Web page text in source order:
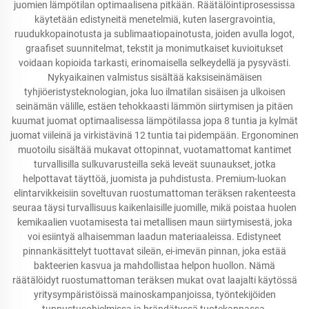
juomien lämpötilan optimaalisena pitkään. Räätälöintiprosessissa
käytetään edistyneitä menetelmiä, kuten lasergravointia,
ruudukkopainotusta ja sublimaatiopainotusta, joiden avulla logot,
graafiset suunnitelmat, tekstit ja monimutkaiset kuvioitukset
voidaan kopioida tarkasti, erinomaisella selkeydellä ja pysyvästi.
Nykyaikainen valmistus sisältää kaksiseinämäisen
tyhjiöeristysteknologian, joka luo ilmatilan sisäisen ja ulkoisen
seinämän välille, estäen tehokkaasti lämmön siirtymisen ja pitäen
kuumat juomat optimaalisessa lämpötilassa jopa 8 tuntia ja kylmät
juomat viileinä ja virkistävinä 12 tuntia tai pidempään. Ergonominen
muotoilu sisältää mukavat ottopinnat, vuotamattomat kantimet
turvallisilla sulkuvarusteilla sekä leveät suunaukset, jotka
helpottavat täyttöä, juomista ja puhdistusta. Premium-luokan
elintarvikkeisiin soveltuvan ruostumattoman teräksen rakenteesta
seuraa täysi turvallisuus kaikenlaisille juomille, mikä poistaa huolen
kemikaalien vuotamisesta tai metallisen maun siirtymisestä, joka
voi esiintyä alhaisemman laadun materiaaleissa. Edistyneet
pinnankäsittelyt tuottavat sileän, ei-imevän pinnan, joka estää
bakteerien kasvua ja mahdollistaa helpon huollon. Nämä
räätälöidyt ruostumattoman teräksen mukat ovat laajalti käytössä
yritysympäristöissä mainoskampanjoissa, työntekijöiden